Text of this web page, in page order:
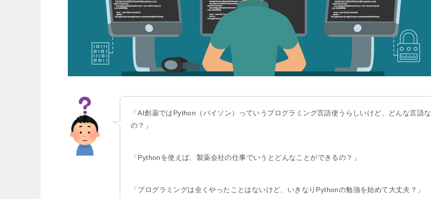
「AI創薬ではPython（パイソン）っていうプログラミング言語使うらしいけど、どんな言語な
の？」
「Pythonを使えば、製薬会社の仕事でいうとどんなことができるの？」
「プログラミングは全くやったことはないけど、いきなりPythonの勉強を始めて大丈夫？」